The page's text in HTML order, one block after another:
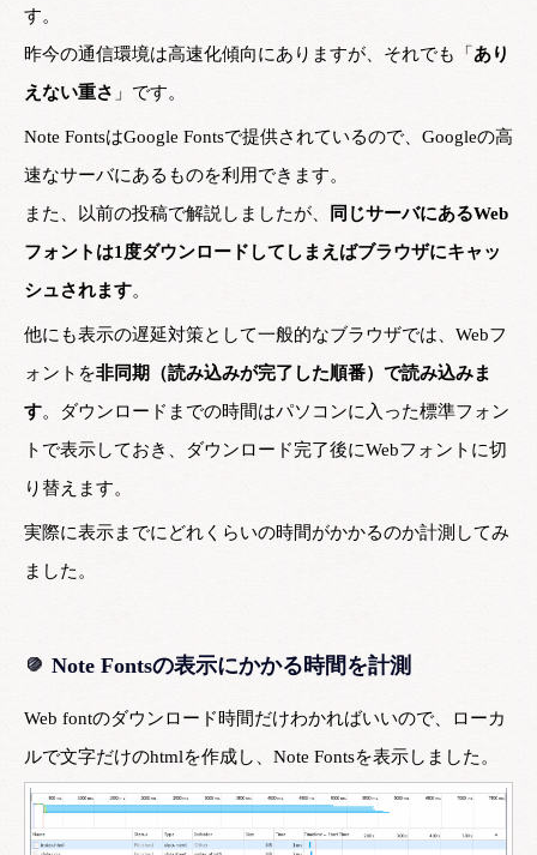
す。
昨今の通信環境は高速化傾向にありますが、それでも「 あり
えない重さ 」です。
Note FontsはGoogle Fontsで提供されているので、Googleの高
速なサーバにあるものを利用できます。
また、以前の投稿で解説しましたが、
同じサーバにあるWeb
フォントは1度ダウンロードしてしまえばブラウザにキャッ
シュされます。
他にも表示の遅延対策として一般的なブラウザでは、Webフ
ォントを非同期（読み込みが完了した順番）で読み込みま
す。ダウンロードまでの時間はパソコンに入った標準フォン
トで表示しておき、ダウンロード完了後にWebフォントに切
り替えます。
実際に表示までにどれくらいの時間がかかるのか計測してみ
ました。
Note Fontsの表示にかかる時間を計測
Web fontのダウンロード時間だけわかればいいので、ローカ
ルで文字だけのhtmlを作成し、Note Fontsを表示しました。